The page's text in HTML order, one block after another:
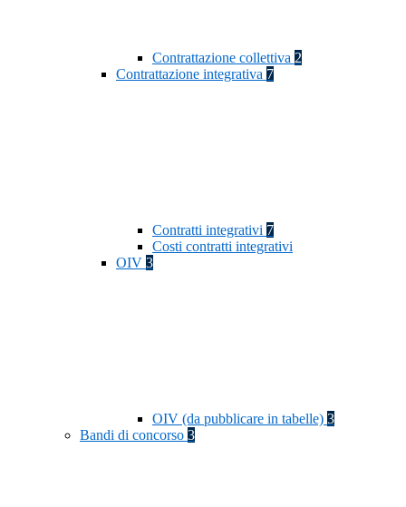
Contrattazione collettiva 2
Contrattazione integrativa 7
Contratti integrativi 7
Costi contratti integrativi
OIV 3
OIV (da pubblicare in tabelle) 3
Bandi di concorso 3